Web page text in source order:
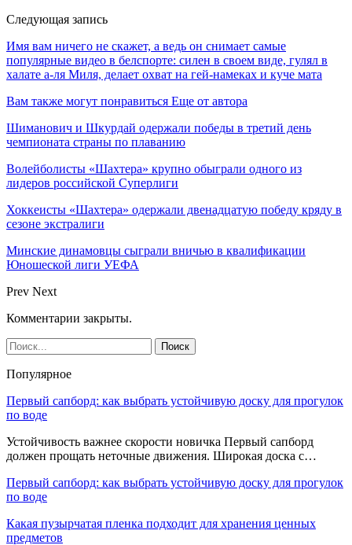
Следующая запись
Имя вам ничего не скажет, а ведь он снимает самые
популярные видео в белспорте: силен в своем виде, гулял в
халате а-ля Миля, делает охват на гей-намеках и куче мата
Вам также могут понравиться Еще от автора
Шиманович и Шкурдай одержали победы в третий день
чемпионата страны по плаванию
Волейболисты «Шахтера» крупно обыграли одного из
лидеров российской Суперлиги
Хоккеисты «Шахтера» одержали двенадцатую победу кряду в
сезоне экстралиги
Минские динамовцы сыграли вничью в квалификации
Юношеской лиги УЕФА
Prev Next
Комментарии закрыты.
Популярное
Первый сапборд: как выбрать устойчивую доску для прогулок
по воде
Устойчивость важнее скорости новичка Первый сапборд
должен прощать неточные движения. Широкая доска с…
Первый сапборд: как выбрать устойчивую доску для прогулок
по воде
Какая пузырчатая пленка подходит для хранения ценных
предметов